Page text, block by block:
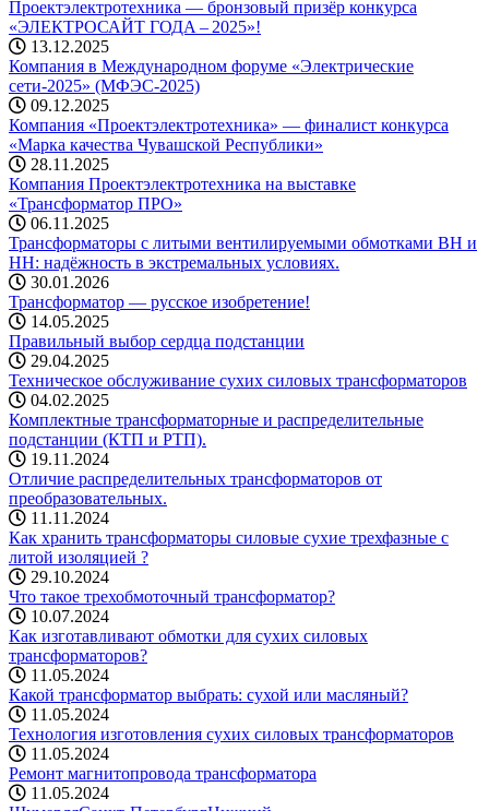
Проектэлектротехника — бронзовый призёр конкурса
«ЭЛЕКТРОСАЙТ ГОДА – 2025»!
13.12.2025
Компания в Международном форуме «Электрические
сети-2025» (МФЭС-2025)
09.12.2025
Компания «Проектэлектротехника» — финалист конкурса
«Марка качества Чувашской Республики»
28.11.2025
Компания Проектэлектротехника на выставке
«Трансформатор ПРО»
06.11.2025
Трансформаторы с литыми вентилируемыми обмотками ВН и
НН: надёжность в экстремальных условиях.
30.01.2026
Трансформатор — русское изобретение!
14.05.2025
Правильный выбор сердца подстанции
29.04.2025
Техническое обслуживание сухих силовых трансформаторов
04.02.2025
Комплектные трансформаторные и распределительные
подстанции (КТП и РТП).
19.11.2024
Отличие распределительных трансформаторов от
преобразовательных.
11.11.2024
Как хранить трансформаторы силовые сухие трехфазные с
литой изоляцией ?
29.10.2024
Что такое трехобмоточный трансформатор?
10.07.2024
Как изготавливают обмотки для сухих силовых
трансформаторов?
11.05.2024
Какой трансформатор выбрать: cухой или масляный?
11.05.2024
Технология изготовления сухих силовых трансформаторов
11.05.2024
Ремонт магнитопровода трансформатора
11.05.2024